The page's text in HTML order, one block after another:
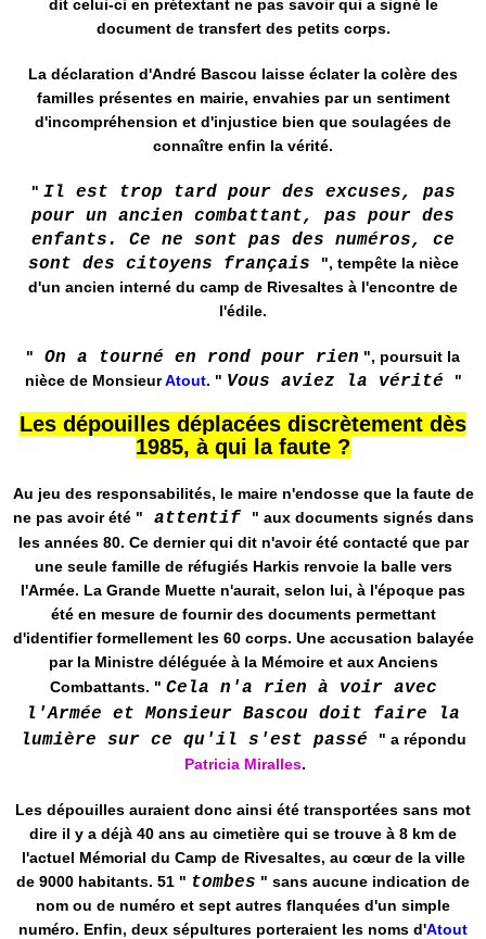
dit celui-ci en prétextant ne pas savoir qui a signé le
document de transfert des petits corps.
La déclaration d'André Bascou laisse éclater la colère des
familles présentes en mairie, envahies par un sentiment
d'incompréhension et d'injustice bien que soulagées de
connaître enfin la vérité.
" Il est trop tard pour des excuses, pas
pour un ancien combattant, pas pour des
enfants. Ce ne sont pas des numéros, ce
sont des citoyens français
", tempête la nièce
d'un ancien interné du camp de Rivesaltes à l'encontre de
l'édile.
" On a tourné en rond pour rien ", poursuit la
nièce de MonsieurAtout. " Vous aviez la vérité "
Les dépouilles déplacées discrètement dès
1985, à qui la faute ?
Au jeu des responsabilités, le maire n'endosse que la faute de
ne pas avoir été " attentif
" aux documents signés dans
les années 80. Ce dernier qui dit n'avoir été contacté que par
une seule famille de réfugiés Harkis renvoie la balle vers
l'Armée. La Grande Muette n'aurait, selon lui, à l'époque pas
été en mesure de fournir des documents permettant
d'identifier formellement les 60 corps. Une accusation balayée
par la Ministre déléguée à la Mémoire et aux Anciens
Combattants. " Cela n'a rien à voir avec
l'Armée et Monsieur Bascou doit faire la
lumière sur ce qu'il s'est passé
" a répondu
Patricia Miralles.
Les dépouilles auraient donc ainsi été transportées sans mot
dire il y a déjà 40 ans au cimetière qui se trouve à 8 km de
l'actuel Mémorial du Camp de Rivesaltes, au cœur de la ville
de 9000 habitants. 51 " tombes " sans aucune indication de
nom ou de numéro et sept autres flanquées d'un simple
numéro. Enfin, deux sépultures porteraient les noms d'Atout